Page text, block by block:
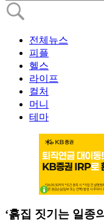
전체뉴스
피플
헬스
라이프
컬처
머니
테마
‘흙집 짓기는 일종